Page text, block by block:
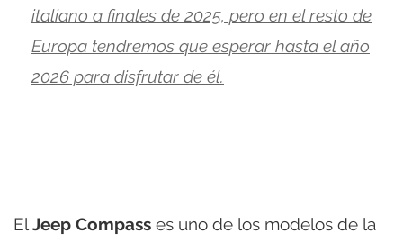
italiano a finales de 2025, pero en el resto de
Europa tendremos que esperar hasta el año
2026 para disfrutar de él.
ElJeep Compass es uno de los modelos de la